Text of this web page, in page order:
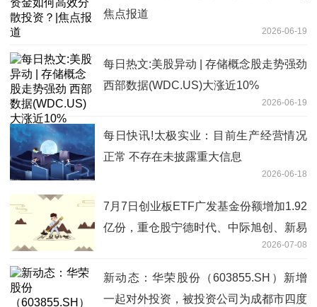
焦点报道
2026-06-19
每日热文:美股异动 | 存储概念股走势强劲
西部数据(WDC.US)大涨近10%
2026-06-19
每日快讯!太极实业：目前生产经营情况
正常 不存在未披露重大信息
2026-06-18
7月7日创业板ETF广发基金份额增加1.92
亿份，重仓股宁德时代、中际旭创、新易
2026-07-08
新动态：华荣股份（603855.SH）新增
一起对外投资，被投资公司为成都市四度